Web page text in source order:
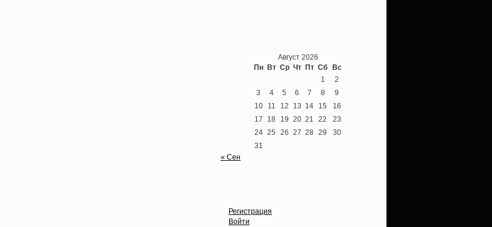
Август 2026
Пн Вт Ср Чт Пт Сб Вс
1
2
3
4 5 6 7 8
9
10
11 12 13 14 15
16
17
18 19 20 21 22
23
24 25 26 27 28 29
30
31
« Сен
Регистрация
Войти